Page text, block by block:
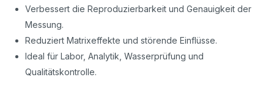
Verbessert die Reproduzierbarkeit und Genauigkeit der
Messung.
Reduziert Matrixeffekte und störende Einflüsse.
Ideal für Labor, Analytik, Wasserprüfung und
Qualitätskontrolle.